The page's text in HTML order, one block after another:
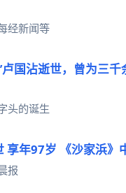
经新闻等
卢国沾逝世，曾为三
头的诞生
享年97岁 《沙家浜》
报